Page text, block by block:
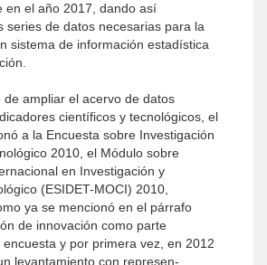
en el año 2017, dando así
series de datos necesarias para la
sistema de información estadística
de ampliar el acervo de datos
científicos y tecnológicos, el
a la Encuesta sobre Investigación
2010, el Módulo sobre
en Investigación y
(ESIDET-MOCI) 2010,
ya se mencionó en el párrafo
de innovación como parte
y por primera vez, en 2012
levantamiento con represen­